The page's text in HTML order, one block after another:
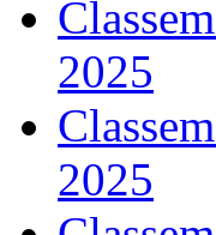
2025
2025